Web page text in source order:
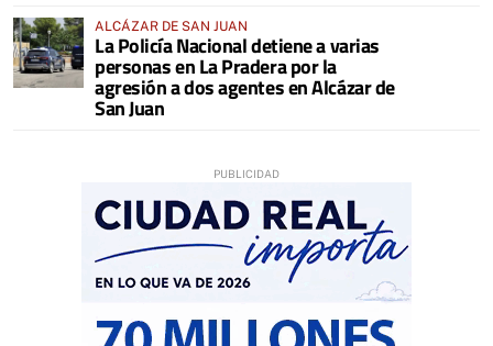
ALCÁZAR DE SAN JUAN
La Policía Nacional detiene a varias
personas en La Pradera por la
agresión a dos agentes en Alcázar de
San Juan